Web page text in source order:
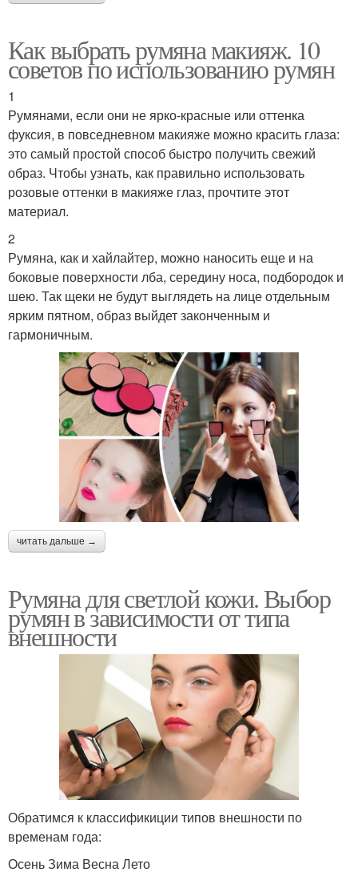
Как выбрать румяна макияж. 10
советов по использованию румян
1
Румянами, если они не ярко-красные или оттенка
фуксия, в повседневном макияже можно красить глаза:
это самый простой способ быстро получить свежий
образ. Чтобы узнать, как правильно использовать
розовые оттенки в макияже глаз, прочтите этот
материал.
2
Румяна, как и хайлайтер, можно наносить еще и на
боковые поверхности лба, середину носа, подбородок и
шею. Так щеки не будут выглядеть на лице отдельным
ярким пятном, образ выйдет законченным и
гармоничным.
читать дальше →
Румяна для светлой кожи. Выбор
румян в зависимости от типа
внешности
Обратимся к классификиции типов внешности по
временам года:
Осень Зима Весна Лето